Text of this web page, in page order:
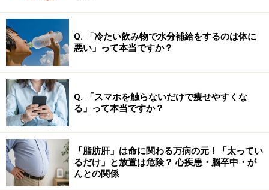
コホートの結果では、食物繊維の摂取量が多いと男女と
もに死亡率が低下することが明らかになっています。ご
はんそのものよりも、その前提となる食事バランスが崩
れてきたことこそが問題と言えるでしょう。
ごはんは健康に悪い？ ごはんが主食の国々
が、平均寿命の上位を占める事実
昔ながらの食卓に並ぶ白ごはん。主食にしている日本人の寿
命は？
Q. 「冷たい飲み物で水分補給をするのは体に
悪い」って本当ですか？
Q. 「スマホを触らないだけで痩せやすくな
る」って本当ですか？
「脂肪肝」は命に関わる万病の元！「太ってい
るだけ」と放置は危険？ 心疾患・脳卒中・が
んとの関係